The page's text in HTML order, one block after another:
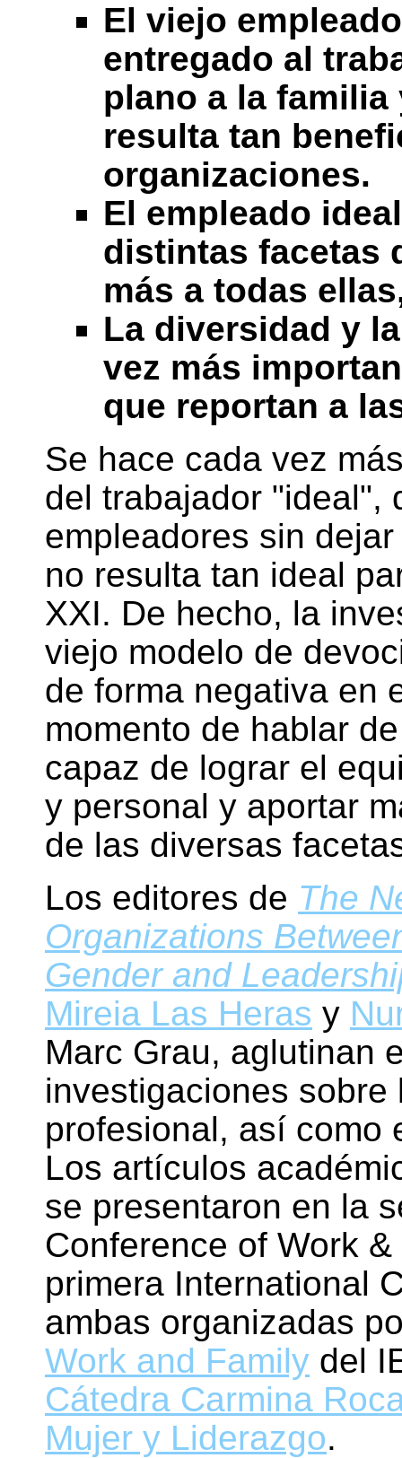
El viejo
entregado al
plano a la
resulta tan
organizaciones.
El empleado
distintas facetas
más a todas
La diversidad y
vez más
que reportan a
Se hace cada vez
del trabajador "ideal",
empleadores sin
no resulta tan ideal
XXI. De hecho, la
viejo modelo de
de forma negativa en
momento de hablar
capaz de lograr el
y personal y aportar
de las diversas
Los editores de The
Organizations
Gender and
Mireia Las Heras y
Marc Grau, aglutinan
investigaciones
profesional, así como
Los artículos
se presentaron en la
Conference of Work
primera International
ambas organizadas
Work and Family del
Cátedra Carmina
Mujer y Liderazgo.